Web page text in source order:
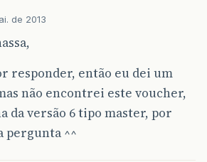
de 2013
responder, então eu dei um
não encontrei este voucher,
da versão 6 tipo master, por
pergunta ^^